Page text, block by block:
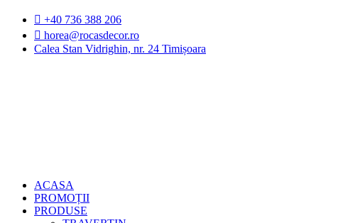
conținut
+40 736 388 206
horea@rocasdecor.ro
Calea Stan Vidrighin, nr. 24 Timișoara
ACASA
PROMOȚII
PRODUSE